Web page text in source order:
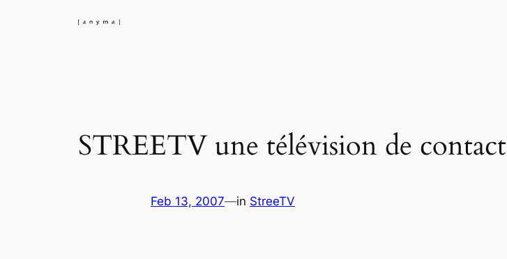
STREETV une télévision de contact
Feb 13, 2007—in StreeTV